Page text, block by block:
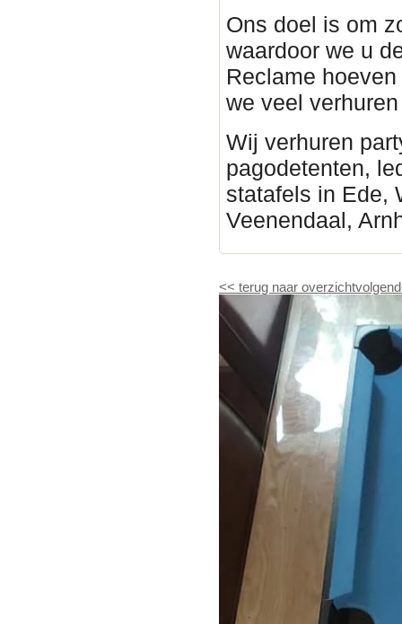
Ons doel is om
waardoor we u
Reclame
we veel
Wij verhuren
pagodetenten,
statafels in Ede,
Veenendaal,
<< terug naar overzicht